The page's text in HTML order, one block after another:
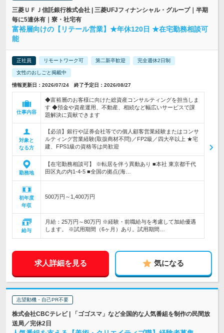
三菱ＵＦＪ信託銀行株式会社 | 三菱UFJフィナンシャル・グループ｜半期
毎に5連休有｜寮・社宅有
富裕層向けの【リテール営業】★年休120日 ★在宅勤務相談可
能
正社員 リモートワーク可 第二新卒歓迎 完全週休2日制
女性のおしごと掲載中
情報更新日：2026/07/24 終了予定日：2026/08/27
仕事内容
◆富裕層のお客様に向けた総資産コンサルティングを担当しま
す ◆預金や資産運用、不動産、相続など幅広いサービスで課
題解決に貢献できます
対象と
なる方
【必須】銀行や証券会社等での個人顧客営業経験またはコンサ
ルティング営業経験(取扱商材不問)／FP2級／四大卒以上 ★宅
建、FPS1級の資格等は尚歓迎
勤務地
【在宅勤務相談可】 ※転居を伴う異動あり ■本社 東京都千代
田区丸の内1-4-5 ■全国の拠点(海…
初年度
年収
500万円～1,400万円
給与
月給：25万円～80万円 ※経験・前職給与を考慮して加給優遇
します。 ※試用期間（6ヶ月）あり。試用期間…
求人詳細を見る 気になる
志望動機・自己PR不要
株式会社CBCテレビ | 「ゴゴスマ」など全国的な人気番組を制作の民間放
送局／完休2日